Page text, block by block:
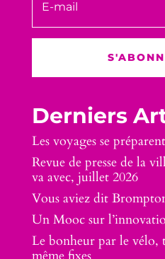
Derniers
Les voyages se
Revue de presse de la
va avec, juillet 2026
Vous aviez dit
Un Mooc sur
Le bonheur par le vélo,